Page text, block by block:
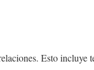
Esto